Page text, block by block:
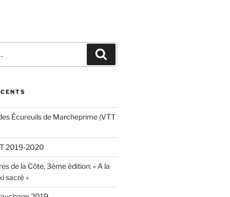
Écureuils de Marcheprime (VTT
2019-2020
de la Côte, 3ème édition: « A la
sacré »